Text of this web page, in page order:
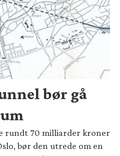
bør gå
rundt 70 milliarder kroner
bør den utrede om en